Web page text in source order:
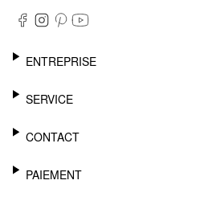
ENTREPRISE
CARRIÈRE
SERVICE
NEWSLETTER
MÉMO
CONTACT
AIDE
PAIEMENT